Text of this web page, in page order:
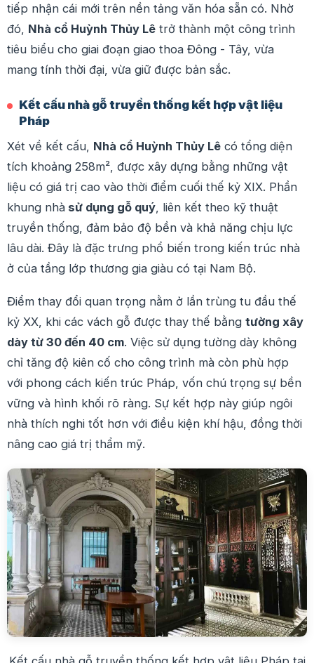
tiếp nhận cái mới trên nền tảng văn hóa sẵn có. Nhờ
đó, Nhà cổ Huỳnh Thủy Lê trở thành một công trình
tiêu biểu cho giai đoạn giao thoa Đông - Tây, vừa
mang tính thời đại, vừa giữ được bản sắc.
Kết cấu nhà gỗ truyền thống kết hợp vật liệu
Pháp
Xét về kết cấu, Nhà cổ Huỳnh Thủy Lê có tổng diện
tích khoảng 258m², được xây dựng bằng những vật
liệu có giá trị cao vào thời điểm cuối thế kỷ XIX. Phần
khung nhà sử dụng gỗ quý , liên kết theo kỹ thuật
truyền thống, đảm bảo độ bền và khả năng chịu lực
lâu dài. Đây là đặc trưng phổ biến trong kiến trúc nhà
ở của tầng lớp thương gia giàu có tại Nam Bộ.
Điểm thay đổi quan trọng nằm ở lần trùng tu đầu thế
kỷ XX, khi các vách gỗ được thay thế bằng tường xây
dày từ 30 đến 40 cm. Việc sử dụng tường dày không
chỉ tăng độ kiên cố cho công trình mà còn phù hợp
với phong cách kiến trúc Pháp, vốn chú trọng sự bền
vững và hình khối rõ ràng. Sự kết hợp này giúp ngôi
nhà thích nghi tốt hơn với điều kiện khí hậu, đồng thời
nâng cao giá trị thẩm mỹ.